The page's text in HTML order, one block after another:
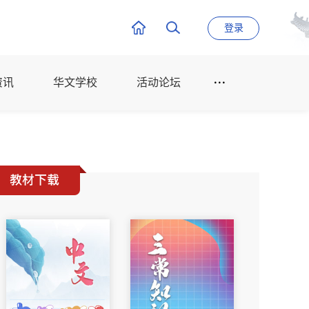
登录
讯 华文学校 活动论坛